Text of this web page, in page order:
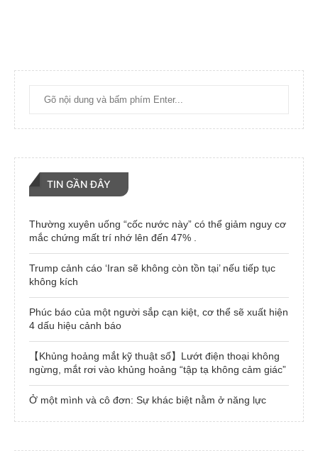
TIN GẦN ĐÂY
Thường xuyên uống “cốc nước này” có thể giảm nguy cơ
mắc chứng mất trí nhớ lên đến 47% .
Trump cảnh cáo ‘Iran sẽ không còn tồn tại’ nếu tiếp tục
không kích
Phúc báo của một người sắp cạn kiệt, cơ thể sẽ xuất hiện
4 dấu hiệu cảnh báo
【Khủng hoảng mắt kỹ thuật số】Lướt điện thoại không
ngừng, mắt rơi vào khủng hoảng “tập tạ không cảm giác”
Ở một mình và cô đơn: Sự khác biệt nằm ở năng lực